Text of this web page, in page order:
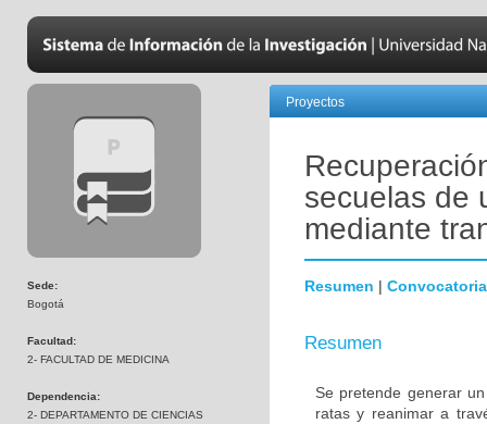
Sede:
Bogotá
Facultad:
2- FACULTAD DE MEDICINA
Dependencia:
2- DEPARTAMENTO DE CIENCIAS
Proyectos
secuelas de
mediante
Resumen | Convocatoria
Resumen
Se pretende generar
ratas y reanimar a